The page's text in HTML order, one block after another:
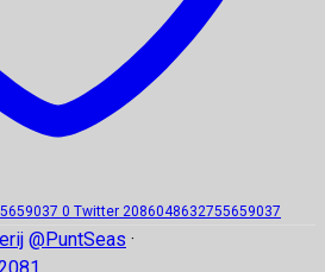
0 Twitter 2086048632755659037
@PuntSeas ·